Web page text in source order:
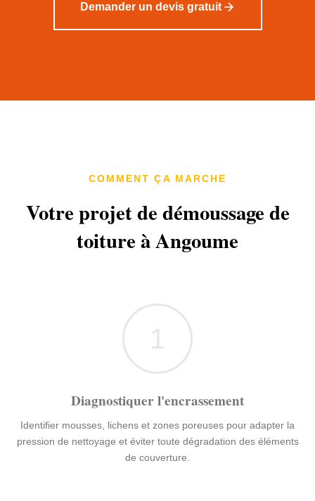
Demander un devis gratuit
COMMENT ÇA MARCHE
Votre projet de démoussage de
toiture à Angoume
1
Diagnostiquer l'encrassement
Identifier mousses, lichens et zones poreuses pour adapter la
pression de nettoyage et éviter toute dégradation des éléments
de couverture.